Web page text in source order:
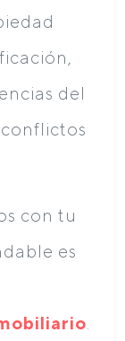
del
con tu
es